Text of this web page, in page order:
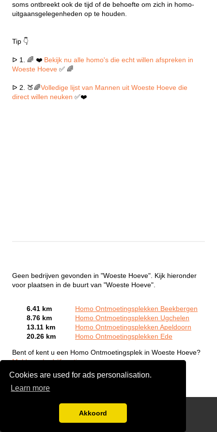
Cookies are used for ads personalisation.
Learn more
Akkoord
soms ontbreekt ook de tijd of de behoefte om zich in homo-
uitgaansgelegenheden op te houden.
Tip 👇
ᐅ 1. 🌈 ❤️ Bekijk nu alle homo's die echt willen afspreken in
Woeste Hoeve ✅ 🌈
ᐅ 2. 🍑🌈Volledige lijst van Mannen uit Woeste Hoeve die
direct willen neuken ✅❤️
Geen bedrijven gevonden in "Woeste Hoeve". Kijk hieronder
voor plaatsen in de buurt van "Woeste Hoeve".
6.41 km
Homo Ontmoetingsplekken Beekbergen
8.76 km
Homo Ontmoetingsplekken Ugchelen
13.11 km
Homo Ontmoetingsplekken Apeldoorn
20.26 km
Homo Ontmoetingsplekken Ede
Bent of kent u een Homo Ontmoetingsplek in Woeste Hoeve?
Meld een bedrijf gratis aan